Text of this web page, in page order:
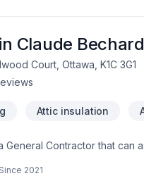
Claude
Court, Ottawa, K1C 3G1
Attic insulation
General Contractor that can
2021